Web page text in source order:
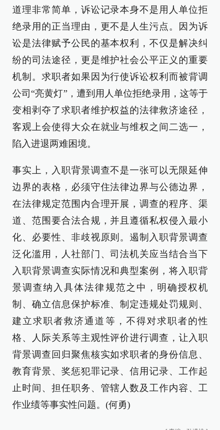
道理非常简单，诉讼记录本身不是用人单位拒
绝录用的正当理由，更不是人生污点。因为诉
讼是法律赋予公民的基本权利，不仅是解决纠
纷的司法途径，更是维护社会公平正义的重要
机制。求职者如果因为行使诉讼权利而被背调
公司“亮黄灯”，遭到用人单位拒绝录用，这等于
变相剥夺了求职者维护权益的法律救济途径，
客观上会使得大众在就业与维权之间二选一，
陷入进退两难困境。
事实上，入职背景调查不是一张可以无限延伸
边界的表格，必须守住法律边界与公德边界，
在法律规定范围内合理开展，调查的程序、渠
道、范围要合法合规，并且遵循私权侵入最小
化、必要性、非歧视原则。遏制入职背景调查
泛化滥用，人社部门、司法机关应当结合当下
入职背景调查实际情况和典型案例，将入职背
景调查纳入具体法律规范之中，明确授权机
制、确立信息保护标准、制定违规处罚规则、
建立求职者救济通道等，不得对求职者的性
格、人际关系等主观性评价进行调查，让入职
背景调查回归聚焦核实如求职者的身份信息、
教育背景、奖惩犯罪记录、信用记录、工作起
止时间、担任职务、管辖人数及工作内容、工
作业绩等事实性问题。(何勇)